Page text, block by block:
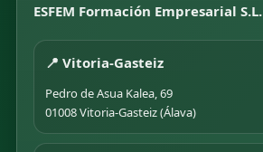
ESFEM Formación Empresarial S.L.
📍 Vitoria-Gasteiz
Pedro de Asua Kalea, 69
01008 Vitoria-Gasteiz (Álava)